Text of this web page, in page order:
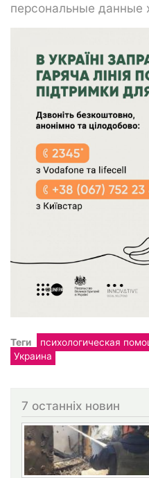
персональные данные
Теги психологическая
Украина
7 останніх новин